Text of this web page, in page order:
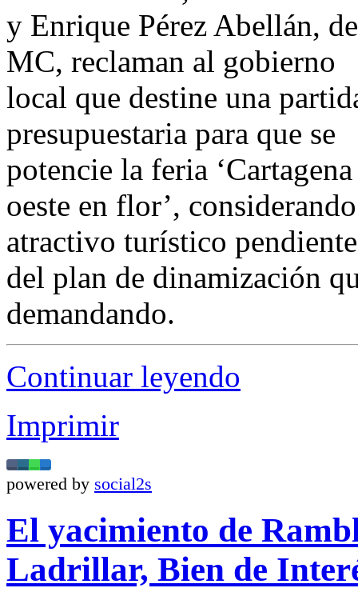
y Enrique Pérez Abellán, de
MC, reclaman al gobierno
local que destine una
presupuestaria para que se
potencie la feria ‘Cartagena
oeste en flor’,
atractivo turístico
del plan de dinamización
demandando.
Continuar leyendo
Imprimir
powered by social2s
El yacimiento de
Ladrillar, Bien de